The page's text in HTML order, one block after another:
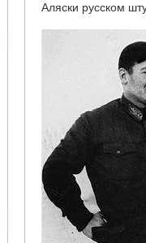
Аляски русском